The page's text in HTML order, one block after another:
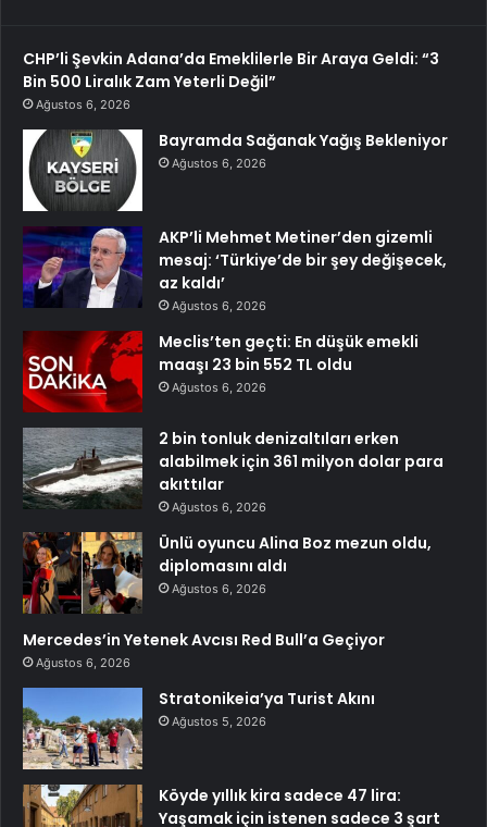
CHP’li Şevkin Adana’da Emeklilerle Bir Araya Geldi: “3
Bin 500 Liralık Zam Yeterli Değil”
Ağustos 6, 2026
Bayramda Sağanak Yağış Bekleniyor
Ağustos 6, 2026
AKP’li Mehmet Metiner’den gizemli
mesaj: ‘Türkiye’de bir şey değişecek,
az kaldı’
Ağustos 6, 2026
Meclis’ten geçti: En düşük emekli
maaşı 23 bin 552 TL oldu
Ağustos 6, 2026
2 bin tonluk denizaltıları erken
alabilmek için 361 milyon dolar para
akıttılar
Ağustos 6, 2026
Ünlü oyuncu Alina Boz mezun oldu,
diplomasını aldı
Ağustos 6, 2026
Mercedes’in Yetenek Avcısı Red Bull’a Geçiyor
Ağustos 6, 2026
Stratonikeia’ya Turist Akını
Ağustos 5, 2026
Köyde yıllık kira sadece 47 lira:
Yaşamak için istenen sadece 3 şart